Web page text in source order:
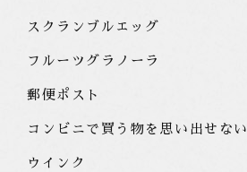
スクランブルエッグ
フルーツグラノーラ
郵便ポスト
コンビニで買う物を思い出せない
ウインク